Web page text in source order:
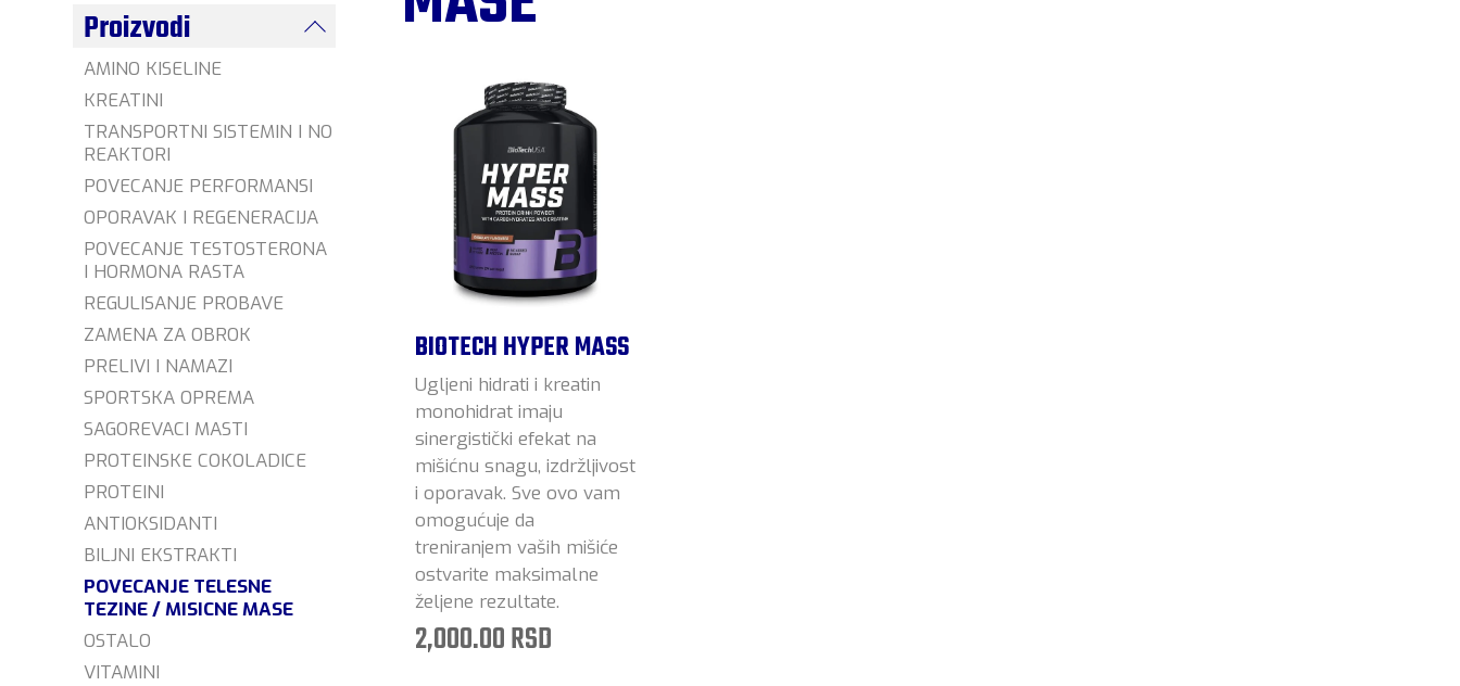
Proizvodi
AMINO KISELINE
KREATINI
TRANSPORTNI SISTEMIN I NO
REAKTORI
POVECANJE PERFORMANSI
OPORAVAK I REGENERACIJA
POVECANJE TESTOSTERONA
I HORMONA RASTA
REGULISANJE PROBAVE
ZAMENA ZA OBROK
PRELIVI I NAMAZI
SPORTSKA OPREMA
SAGOREVACI MASTI
PROTEINSKE COKOLADICE
PROTEINI
ANTIOKSIDANTI
BILJNI EKSTRAKTI
POVECANJE TELESNE
TEZINE / MISICNE MASE
OSTALO
VITAMINI
BIOTECH HYPER MASS
Ugljeni hidrati i kreatin
monohidrat imaju
sinergistički efekat na
mišićnu snagu, izdržljivost
i oporavak. Sve ovo vam
omogućuje da
treniranjem vaših mišiće
ostvarite maksimalne
željene rezultate.
2,000.00 RSD